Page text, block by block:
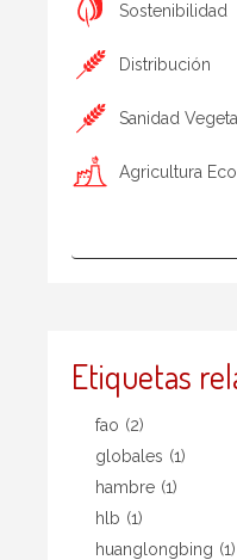
Sostenibilidad
Distribución
Sanidad Vegetal
Agricultura
Etiquetas
fao (2)
globales (1)
hambre (1)
hlb (1)
huanglongbing (1)